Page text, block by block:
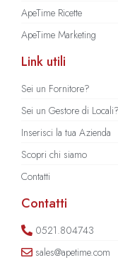
ApeTime Ricette
ApeTime Marketing
Link utili
Sei un Fornitore?
Sei un Gestore di Locali?
Inserisci la tua Azienda
Scopri chi siamo
Contatti
Contatti
0521.804743
sales@apetime.com